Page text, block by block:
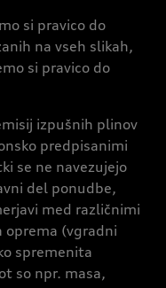
si pravico do
na vseh slikah,
si pravico do
izpušnih plinov
predpisanimi
se ne navezujejo
del ponudbe,
med različnimi
(vgradni
spremenita
so npr. masa,